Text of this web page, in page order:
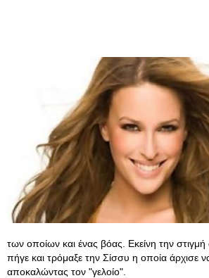
των οποίων και ένας βόας. Εκείνη την
πήγε και τρόμαξε την Σίσσυ η οποία άρχισε
αποκαλώντας τον "γελοίο".